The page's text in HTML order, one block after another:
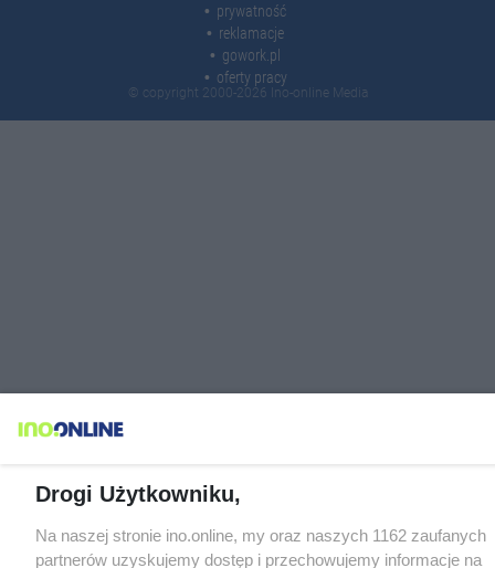
prywatność
reklamacje
gowork.pl
oferty pracy
© copyright 2000-2026 Ino-online Media
Drogi Użytkowniku,
Na naszej stronie ino.online, my oraz naszych 1162 zaufanych
partnerów uzyskujemy dostęp i przechowujemy informacje na